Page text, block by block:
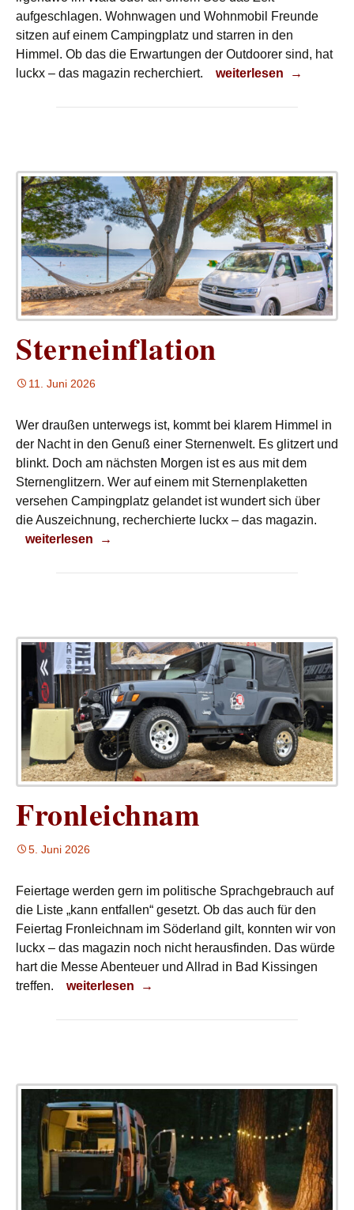
aufgeschlagen. Wohnwagen und Wohnmobil Freunde
sitzen auf einem Campingplatz und starren in den
Himmel. Ob das die Erwartungen der Outdoorer sind, hat
luckx – das magazin recherchiert.
Natururlaub mit
weiterlesen →
Sterneinflation
11. Juni 2026
Wer draußen unterwegs ist, kommt bei klarem Himmel in
der Nacht in den Genuß einer Sternenwelt. Es glitzert und
blinkt. Doch am nächsten Morgen ist es aus mit dem
Sternenglitzern. Wer auf einem mit Sternenplaketten
versehen Campingplatz gelandet ist wundert sich über
die Auszeichnung, recherchierte luckx – das magazin.
Sterneinflation
weiterlesen →
Fronleichnam
5. Juni 2026
Feiertage werden gern im politische Sprachgebrauch auf
die Liste „kann entfallen“ gesetzt. Ob das auch für den
Feiertag Fronleichnam im Söderland gilt, konnten wir von
luckx – das magazin noch nicht herausfinden. Das würde
hart die Messe Abenteuer und Allrad in Bad Kissingen
treffen.
Fronleichnam
weiterlesen →